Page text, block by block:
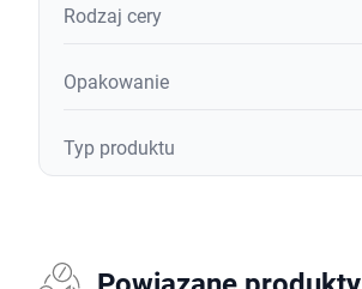
Rodzaj cery
Opakowanie
Typ produktu